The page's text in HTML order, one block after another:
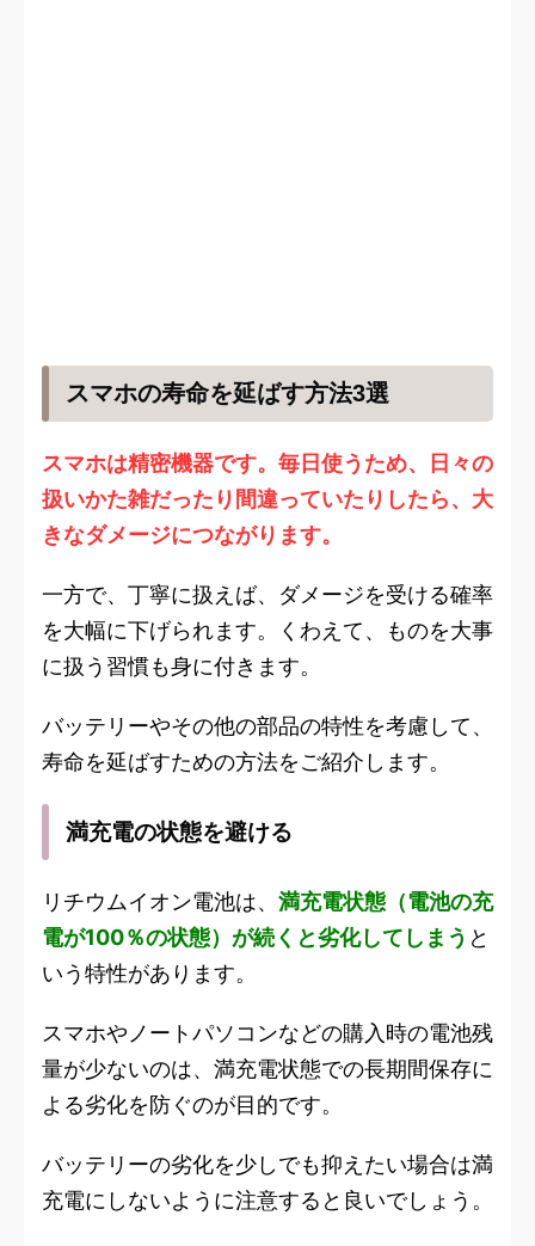
スマホの寿命を延ばす方法3選
スマホは精密機器です。毎日使うため、日々の
扱いかた雑だったり間違っていたりしたら、大
きなダメージにつながります。
一方で、丁寧に扱えば、ダメージを受ける確率
を大幅に下げられます。くわえて、ものを大事
に扱う習慣も身に付きます。
バッテリーやその他の部品の特性を考慮して、
寿命を延ばすための方法をご紹介します。
満充電の状態を避ける
リチウムイオン電池は、 満充電状態（電池の充
電が100％の状態）が続くと劣化してしまう と
いう特性があります。
スマホやノートパソコンなどの購入時の電池残
量が少ないのは、満充電状態での長期間保存に
よる劣化を防ぐのが目的です。
バッテリーの劣化を少しでも抑えたい場合は満
充電にしないように注意すると良いでしょう。